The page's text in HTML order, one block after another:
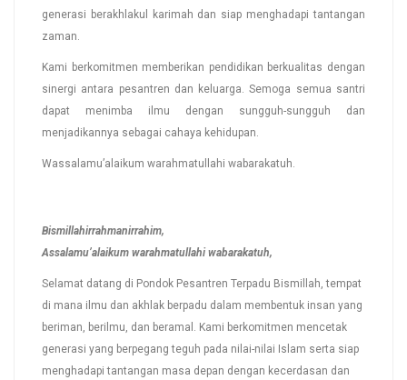
generasi berakhlakul karimah dan siap menghadapi tantangan
zaman.
Kami berkomitmen memberikan pendidikan berkualitas dengan
sinergi antara pesantren dan keluarga. Semoga semua santri
dapat menimba ilmu dengan sungguh-sungguh dan
menjadikannya sebagai cahaya kehidupan.
Wassalamu’alaikum warahmatullahi wabarakatuh.
Bismillahirrahmanirrahim,
Assalamu’alaikum warahmatullahi wabarakatuh,
Selamat datang di Pondok Pesantren Terpadu Bismillah, tempat
di mana ilmu dan akhlak berpadu dalam membentuk insan yang
beriman, berilmu, dan beramal. Kami berkomitmen mencetak
generasi yang berpegang teguh pada nilai-nilai Islam serta siap
menghadapi tantangan masa depan dengan kecerdasan dan